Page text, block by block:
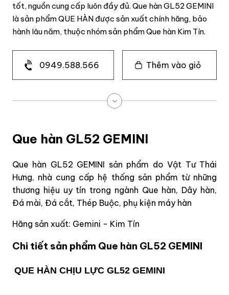
tốt, nguồn cung cấp luôn đầy đủ. Que hàn GL52 GEMINI
là sản phẩm QUE HÀN được sản xuất chính hãng, bảo
hành lâu năm, thuộc nhóm sản phẩm Que hàn Kim Tín.
0949.588.566 Thêm vào giỏ
Que hàn GL52 GEMINI
Que hàn GL52 GEMINI sản phẩm do Vật Tư Thái
Hưng, nhà cung cấp hệ thống sản phẩm từ những
thương hiệu uy tín trong ngành Que hàn, Dây hàn,
Đá mài, Đá cắt, Thép Buộc, phụ kiện máy hàn
Hãng sản xuất: Gemini - Kim Tín
Chi tiết sản phẩm Que hàn GL52 GEMINI
QUE HÀN CHỊU LỰC GL52 GEMINI